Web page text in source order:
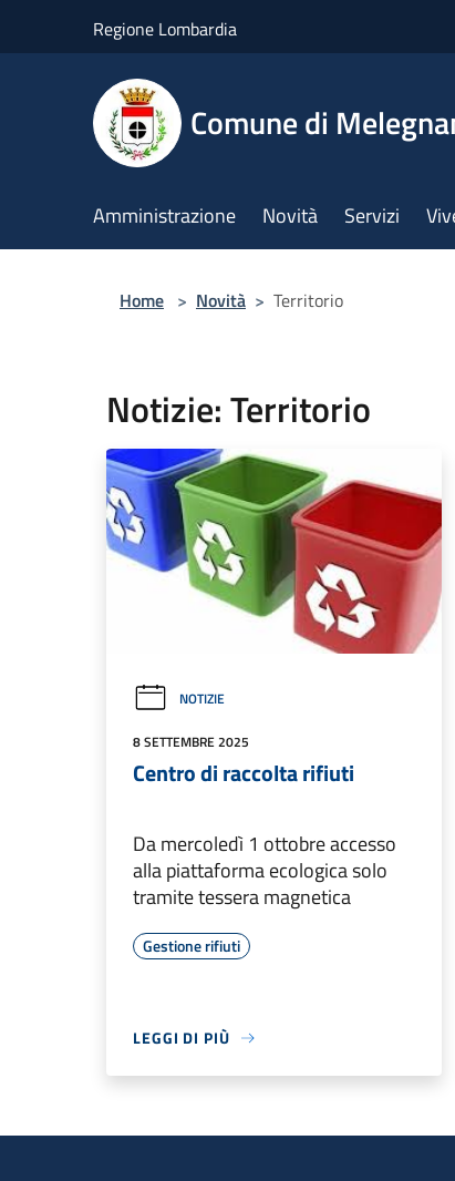
Regione Lombardia
Comune di
Amministrazione Novità Servizi
Home > Novità > Territorio
Notizie: Territorio
NOTIZIE
8 SETTEMBRE 2025
Centro di raccolta rifiuti
Da mercoledì 1 ottobre accesso
alla piattaforma ecologica solo
tramite tessera magnetica
Gestione rifiuti
LEGGI DI PIÙ